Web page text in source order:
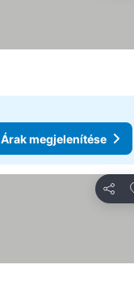
Árak megjelenítése